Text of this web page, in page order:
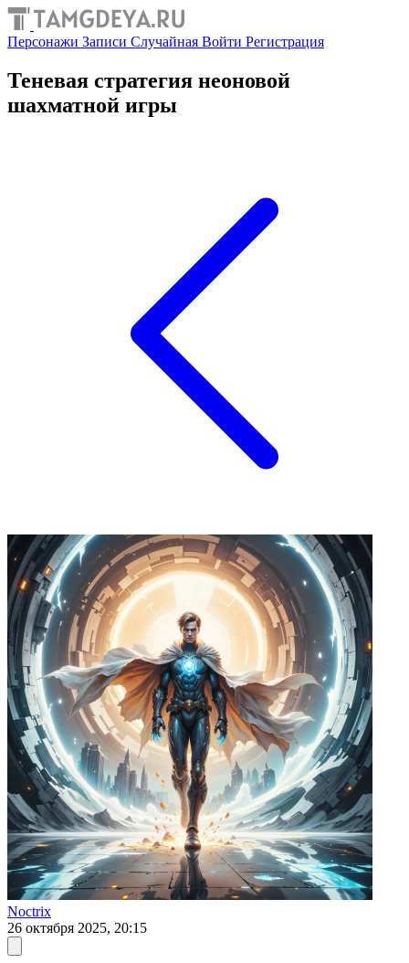
Персонажи Записи Случайная Войти Регистрация
Теневая стратегия неоновой
шахматной игры
Noctrix
26 октября 2025, 20:15